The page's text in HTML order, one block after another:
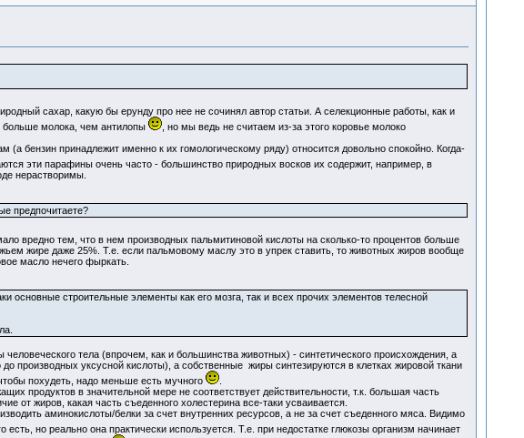
сахар, какую бы ерунду про нее не сочинял автор статьи. А селекционные работы, как и
больше молока, чем антилопы
, но мы ведь не считаем из-за этого коровье молоко
бензин принадлежит именно к их гомологическому ряду) относится довольно спокойно. Когда-
эти парафины очень часто - большинство природных восков их содержит, например, в
нерастворимы.
предпочитаете?
вредно тем, что в нем производных пальмитиновой кислоты на сколько-то процентов больше
жире даже 25%. Т.е. если пальмовому маслу это в упрек ставить, то животных жиров вообще
масло нечего фыркать.
основные строительные элементы как его мозга, так и всех прочих элементов телесной
тела (впрочем, как и большинства животных) - синтетического происхождения, а
уксусной кислоты), а собственные жиры синтезируются в клетках жировой ткани
похудеть, надо меньше есть мучного
.
продуктов в значительной мере не соответствует действительности, т.к. большая часть
от жиров, какая часть съеденного холестерина все-таки усваивается.
аминокислоты/белки за счет внутренних ресурсов, а не за счет съеденного мяса. Видимо
но реально она практически используется. Т.е. при недостатке глюкозы организм начинает